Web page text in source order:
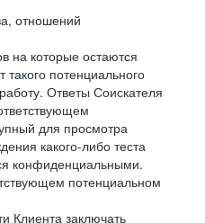
отношений
на которые остаются
потенциального
Ответы Соискателя
для просмотра
какого-либо теста
конфиденциальными.
потенциальном
Клиента заключать